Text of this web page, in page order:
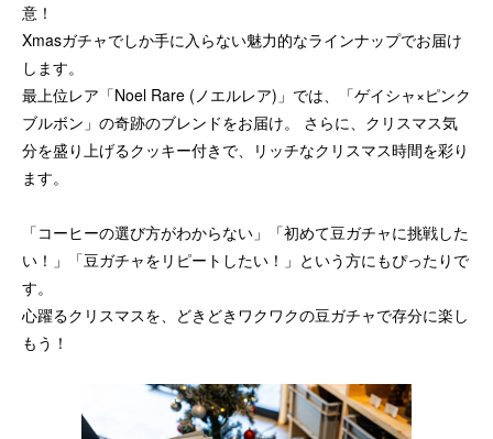
意！
Xmasガチャでしか手に入らない魅力的なラインナップでお届け
します。
最上位レア「Noel Rare (ノエルレア)」では、「ゲイシャ×ピンク
ブルボン」の奇跡のブレンドをお届け。 さらに、クリスマス気
分を盛り上げるクッキー付きで、リッチなクリスマス時間を彩り
ます。
「コーヒーの選び方がわからない」「初めて豆ガチャに挑戦した
い！」「豆ガチャをリピートしたい！」という方にもぴったりで
す。
心躍るクリスマスを、どきどきワクワクの豆ガチャで存分に楽し
もう！